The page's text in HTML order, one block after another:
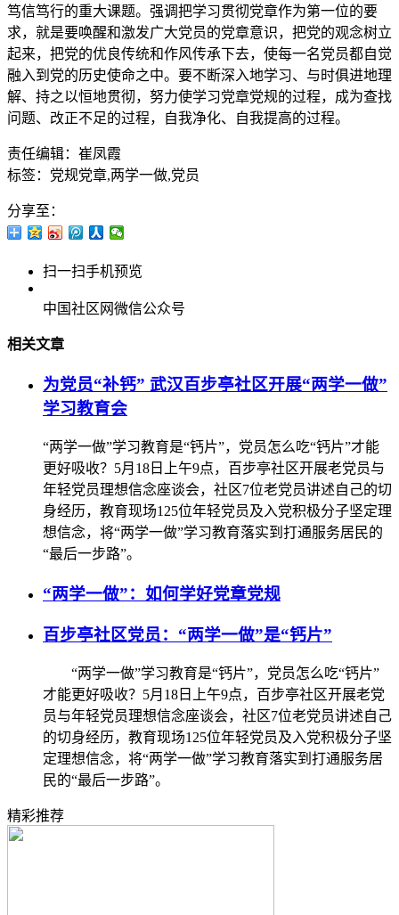
笃信笃行的重大课题。强调把学习贯彻党章作为第一位的要
求，就是要唤醒和激发广大党员的党章意识，把党的观念树立
起来，把党的优良传统和作风传承下去，使每一名党员都自觉
融入到党的历史使命之中。要不断深入地学习、与时俱进地理
解、持之以恒地贯彻，努力使学习党章党规的过程，成为查找
问题、改正不足的过程，自我净化、自我提高的过程。
责任编辑：崔凤霞
标签：党规党章,两学一做,党员
分享至：
扫一扫手机预览
中国社区网微信公众号
相关文章
为党员“补钙” 武汉百步亭社区开展“两学一做”
学习教育会
“两学一做”学习教育是“钙片”，党员怎么吃“钙片”才能
更好吸收？5月18日上午9点，百步亭社区开展老党员与
年轻党员理想信念座谈会，社区7位老党员讲述自己的切
身经历，教育现场125位年轻党员及入党积极分子坚定理
想信念，将“两学一做”学习教育落实到打通服务居民的
“最后一步路”。
“两学一做”：如何学好党章党规
百步亭社区党员：“两学一做”是“钙片”
“两学一做”学习教育是“钙片”，党员怎么吃“钙片”
才能更好吸收？5月18日上午9点，百步亭社区开展老党
员与年轻党员理想信念座谈会，社区7位老党员讲述自己
的切身经历，教育现场125位年轻党员及入党积极分子坚
定理想信念，将“两学一做”学习教育落实到打通服务居
民的“最后一步路”。
精彩推荐